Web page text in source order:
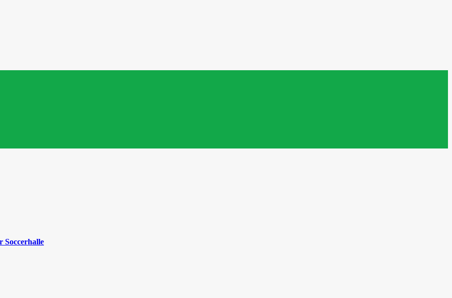
Soccerhalle